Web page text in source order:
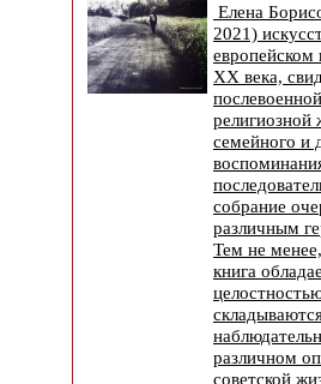
Елена
2021)
европейском
XX века,
религиозной
семейного и
собрание
различным
Тем не
книга
различном
советской